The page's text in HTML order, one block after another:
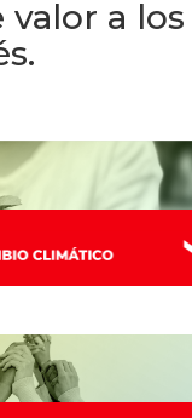
valor a los